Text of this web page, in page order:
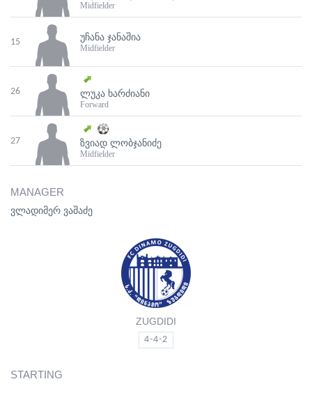
Midfielder
15 ᲣᲩᲐᲜᲐ ᲯᲐᲜᲐᲨᲘᲐ
Midfielder
26 ᲚᲣᲙᲐ ᲮᲐᲠᲫᲘᲐᲜᲘ
Forward
27 ᲖᲕᲘᲐᲓ ᲚᲝᲑᲯᲐᲜᲘᲫᲔ
Midfielder
MANAGER
ვლადიმერ ვაშაძე
ZUGDIDI
4-4-2
STARTING